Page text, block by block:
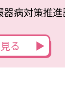
器病対策推
る